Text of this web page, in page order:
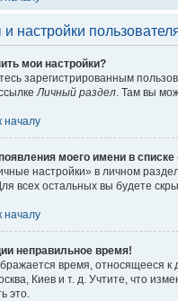
настройки
мои настройки?
зарегистрированным
Личный раздел. Там вы
началу
моего имени в
настройки» в личном
всех остальных вы будете
началу
неправильное время!
время, относящееся к
Киев и т. д. Учтите, что
это.